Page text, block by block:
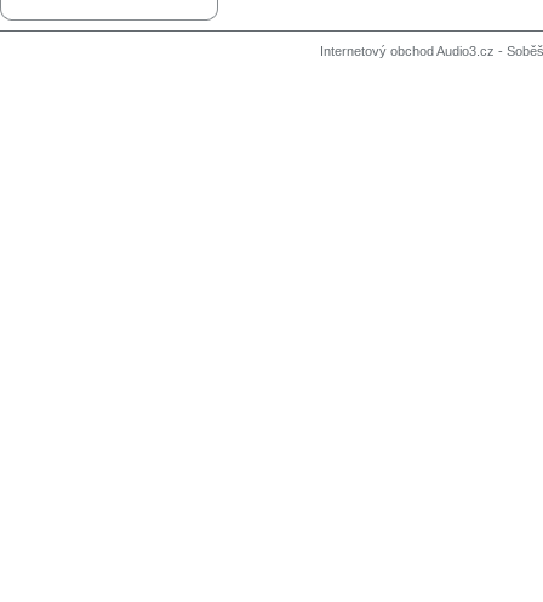
Internetový obchod Audio3.cz -